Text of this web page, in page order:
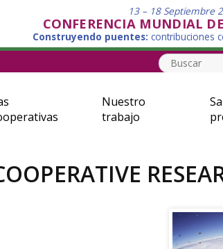
13 – 18 Septiembre
CONFERENCIA MUNDIAL
Construyendo puentes: contribuciones
Nuestro
trabajo